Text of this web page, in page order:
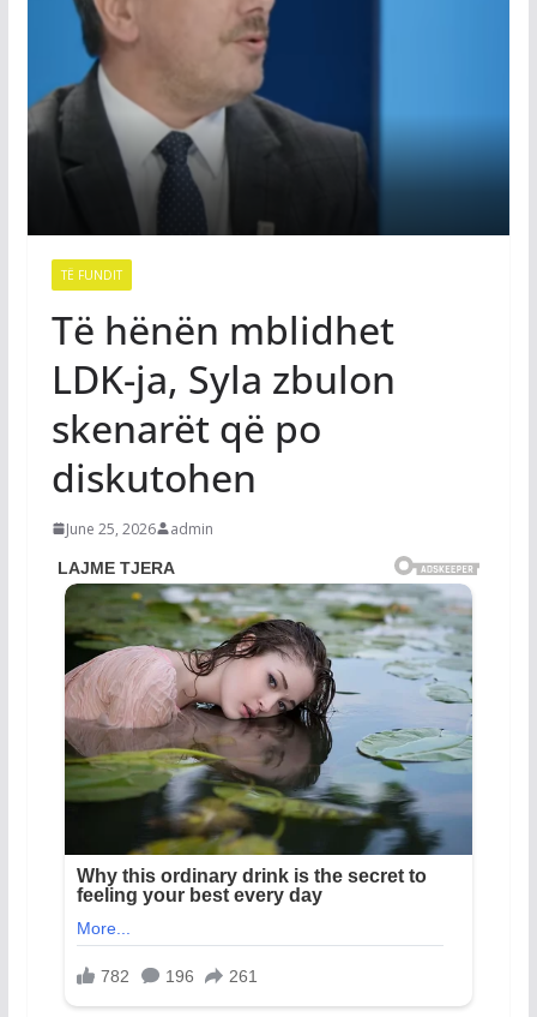
TË FUNDIT
Të hënën mblidhet
LDK-ja, Syla zbulon
skenarët që po
diskutohen
June 25, 2026 admin